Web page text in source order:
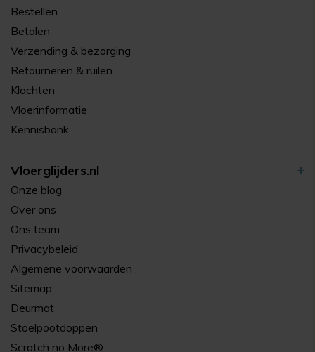
Bestellen
Betalen
Verzending & bezorging
Retourneren & ruilen
Klachten
Vloerinformatie
Kennisbank
Vloerglijders.nl
Onze blog
Over ons
Ons team
Privacybeleid
Algemene voorwaarden
Sitemap
Deurmat
Stoelpootdoppen
Scratch no More®